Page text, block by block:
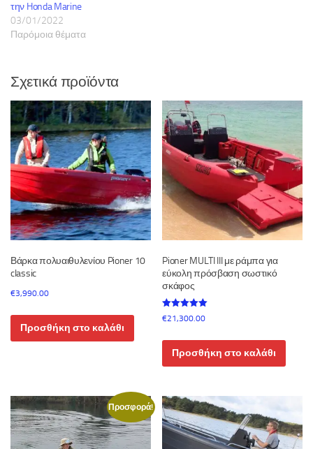
την Honda Marine
03/01/2022
Παρόμοια θέματα
Σχετικά προϊόντα
Βάρκα πολυαιθυλενίου Pioner 10
classic
€3,990.00
Προσθήκη στο καλάθι
Pioner MULTI III με ράμπα για
εύκολη πρόσβαση σωστικό
σκάφος
Βαθμολογήθηκε
με
από 5
€21,300.00
Προσθήκη στο καλάθι
Προσφορά!